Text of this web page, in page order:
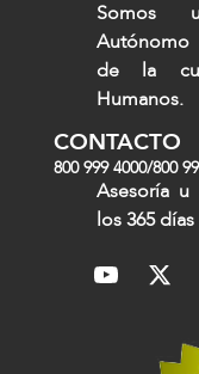
Somos
de la
Humanos.
CONTACTO
800 999 4000/800
Asesoría
los 365